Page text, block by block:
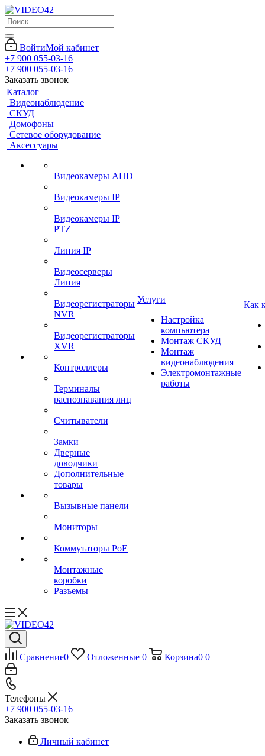
ВойтиМой кабинет
+7 900 055-03-16
+7 900 055-03-16
Заказать звонок
Каталог
Видеонаблюдение
СКУД
Домофоны
Сетевое оборудование
Аксессуары
Видеокамеры AHD
Видеокамеры IP
Видеокамеры IP
PTZ
Линия IP
Видеосерверы
Линия
Видеорегистраторы
NVR
Видеорегистраторы
XVR
Контроллеры
Терминалы
распознавания лиц
Считыватели
Замки
Дверные
доводчики
Дополнительные
товары
Вызывные панели
Мониторы
Коммутаторы PoE
Монтажные
коробки
Разъемы
Услуги
Настройка
компьютера
Монтаж СКУД
Монтаж
видеонаблюдения
Электромонтажные
работы
Как
Сравнение0 Отложенные 0 Корзина0 0
Телефоны
+7 900 055-03-16
Заказать звонок
Личный кабинет